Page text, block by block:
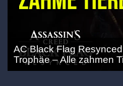
AC Black Flag
Trophäe – Alle zahmen